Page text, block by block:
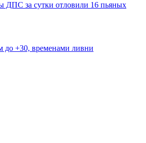
ДПС за сутки отловили 16 пьяных
до +30, временами ливни